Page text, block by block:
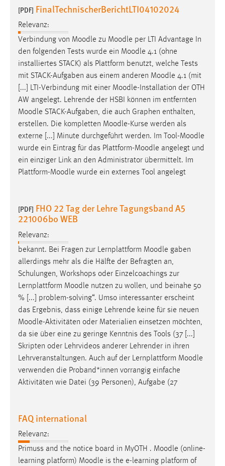
[PDF] FinalTechnischerBerichtLTI04102024
Relevanz:
Verbindung von Moodle zu Moodle per LTI Advantage In
den folgenden Tests wurde ein Moodle 4.1 (ohne
installiertes STACK) als Plattform benutzt, welche Tests
mit STACK-Aufgaben aus einem anderen Moodle 4.1 (mit
[...] LTI-Verbindung mit einer Moodle-Installation der OTH
AW angelegt. Lehrende der HSBI können im entfernten
Moodle STACK-Aufgaben, die auch Graphen enthalten,
erstellen. Die kompletten Moodle-Kurse werden als
externe [...] Minute durchgeführt werden. Im Tool-Moodle
wurde ein Eintrag für das Plattform-Moodle angelegt und
ein einziger Link an den Administrator übermittelt. Im
Plattform-Moodle wurde ein externes Tool angelegt
[PDF] FHO 22 Tag der Lehre Tagungsband A5
221006bo WEB
Relevanz:
bekannt. Bei Fragen zur Lernplattform Moodle gaben
allerdings mehr als die Hälfte der Befragten an,
Schulungen, Workshops oder Einzelcoachings zur
Lernplattform Moodle nutzen zu wollen, und beinahe 50
% [...] problem-solving“. Umso interessanter erscheint
das Ergebnis, dass einige Lehrende keine für sie neuen
Moodle-Aktivitäten oder Materialien einsetzen möchten,
da sie über eine zu geringe Kenntnis des Tools (37 [...]
Skripten oder Lehrvideos anderer Lehrender in ihren
Lehrveranstaltungen. Auch auf der Lernplattform Moodle
verwenden die Proband*innen vorrangig einfache
Aktivitäten wie Datei (39 Personen), Aufgabe (27
FAQ international
Relevanz:
Primuss and the notice board in MyOTH . Moodle (online-
learning platform) Moodle is the e-learning platform of